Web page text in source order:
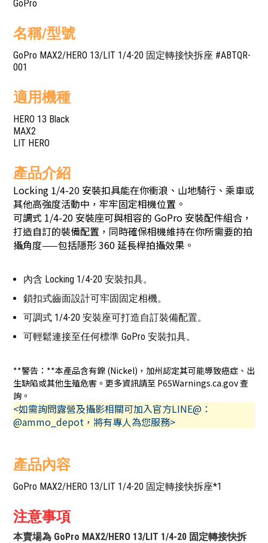
GoPro
名稱/型號
GoPro MAX2/HERO 13/LIT 1/4-20 固定轉接快拆座 #ABTQR-
001
適用機種
HERO 13 Black
MAX2
LIT HERO
產品介紹
Locking 1/4-20 安裝扣具能在你衝浪、山地騎行、乘車或
其他高強度活動中，牢牢固定相機位置。
可調式 1/4-20 安裝座可與相容的 GoPro 安裝配件組合，
打造自訂的裝備配置，同時確保相機維持在你所需要的拍
攝角度——包括隱形 360 延長桿拍攝效果。
內含 Locking 1/4-20 安裝扣具。
鎖扣式齒面設計可牢固固定相機。
可調式 1/4-20 安裝座可打造自訂裝備配置。
可輕鬆連接至任何標準 GoPro 安裝扣具。
**警告：**本產品含有鎳 (Nickel)，加州認定其可能導致癌症、出
生缺陷或其他生殖危害。更多資訊請至 P65Warnings.ca.gov 查
詢。
<如需詢問露營及攝影相關可加入官方LINE@：
@ammo_depot，將有專人為您服務>
產品內容
GoPro MAX2/HERO 13/LIT 1/4-20 固定轉接快拆座*1
注意事項
本賣場為 GoPro MAX2/HERO 13/LIT 1/4-20 固定轉接快拆